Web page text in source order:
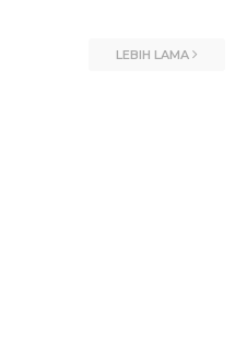
LEBIH LAMA